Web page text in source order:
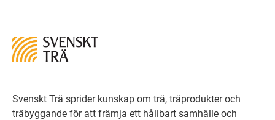
Svenskt Trä sprider kunskap om trä, träprodukter och
träbyggande för att främja ett hållbart samhälle och